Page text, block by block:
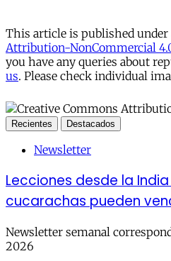
This article is published under
Attribution-NonCommercial
you have any queries about
us. Please check individual
Recientes Destacados
Newsletter
Lecciones desde la
cucarachas pueden
Newsletter semanal
2026